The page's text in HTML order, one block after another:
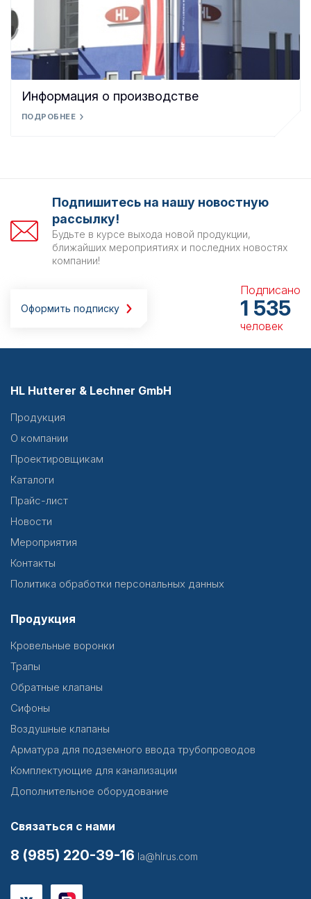
Информация о производстве
ПОДРОБНЕЕ
Подпишитесь на нашу новостную
рассылку!
Будьте в курсе выхода новой продукции,
ближайших мероприятиях и последних новостях
компании!
Оформить подписку
Подписано
1 535
человек
HL Hutterer & Lechner GmbH
Продукция
О компании
Проектировщикам
Каталоги
Прайс-лист
Новости
Мероприятия
Контакты
Политика обработки персональных данных
Продукция
Кровельные воронки
Трапы
Обратные клапаны
Сифоны
Воздушные клапаны
Арматура для подземного ввода трубопроводов
Комплектующие для канализации
Дополнительное оборудование
Связаться с нами
8 (985) 220-39-16 la@hlrus.com